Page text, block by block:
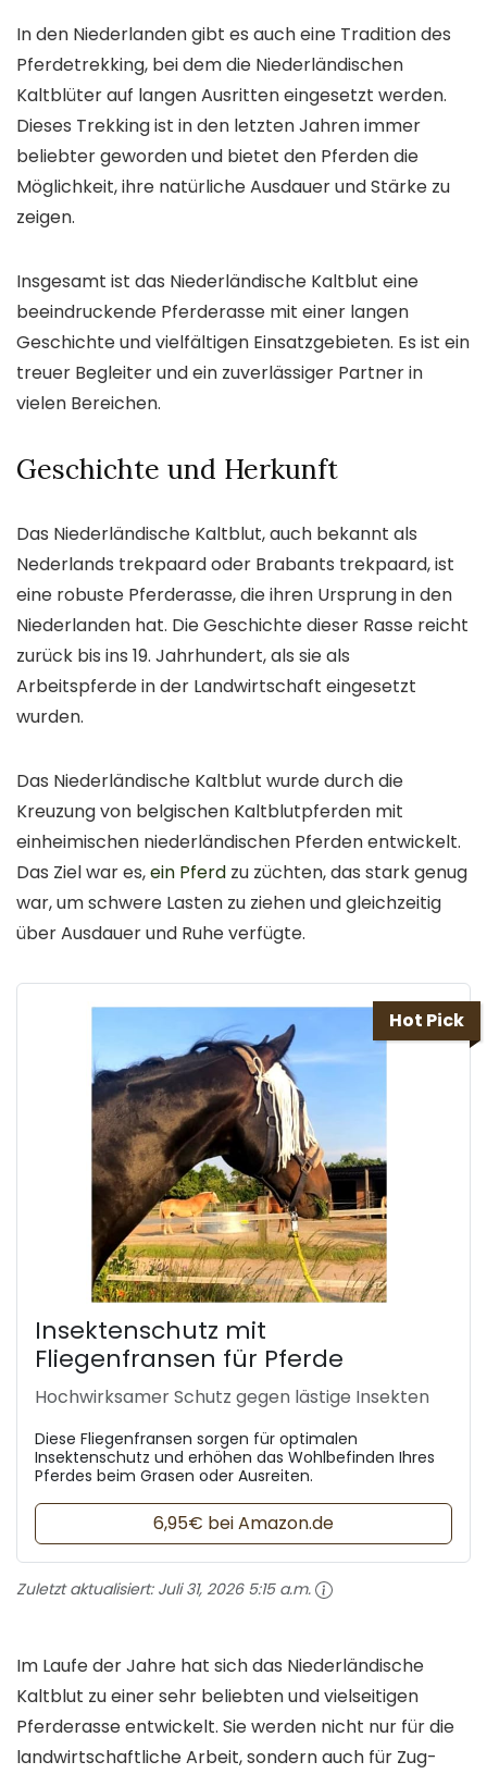
In den Niederlanden gibt es auch eine Tradition des
Pferdetrekking, bei dem die Niederländischen
Kaltblüter auf langen Ausritten eingesetzt werden.
Dieses Trekking ist in den letzten Jahren immer
beliebter geworden und bietet den Pferden die
Möglichkeit, ihre natürliche Ausdauer und Stärke zu
zeigen.
Insgesamt ist das Niederländische Kaltblut eine
beeindruckende Pferderasse mit einer langen
Geschichte und vielfältigen Einsatzgebieten. Es ist ein
treuer Begleiter und ein zuverlässiger Partner in
vielen Bereichen.
Geschichte und Herkunft
Das Niederländische Kaltblut, auch bekannt als
Nederlands trekpaard oder Brabants trekpaard, ist
eine robuste Pferderasse, die ihren Ursprung in den
Niederlanden hat. Die Geschichte dieser Rasse reicht
zurück bis ins 19. Jahrhundert, als sie als
Arbeitspferde in der Landwirtschaft eingesetzt
wurden.
Das Niederländische Kaltblut wurde durch die
Kreuzung von belgischen Kaltblutpferden mit
einheimischen niederländischen Pferden entwickelt.
Das Ziel war es,ein Pferd zu züchten, das stark genug
war, um schwere Lasten zu ziehen und gleichzeitig
über Ausdauer und Ruhe verfügte.
Hot Pick
Insektenschutz mit
Fliegenfransen für Pferde
Hochwirksamer Schutz gegen lästige Insekten
Diese Fliegenfransen sorgen für optimalen
Insektenschutz und erhöhen das Wohlbefinden Ihres
Pferdes beim Grasen oder Ausreiten.
6,95€ bei Amazon.de
Zuletzt aktualisiert: Juli 31, 2026 5:15 a.m.
Im Laufe der Jahre hat sich das Niederländische
Kaltblut zu einer sehr beliebten und vielseitigen
Pferderasse entwickelt. Sie werden nicht nur für die
landwirtschaftliche Arbeit, sondern auch für Zug-